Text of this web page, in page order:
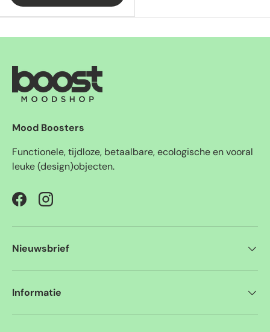
Mood Boosters
Functionele, tijdloze, betaalbare, ecologische en vooral
leuke (design)objecten.
FacebookInstagram
Nieuwsbrief
Informatie